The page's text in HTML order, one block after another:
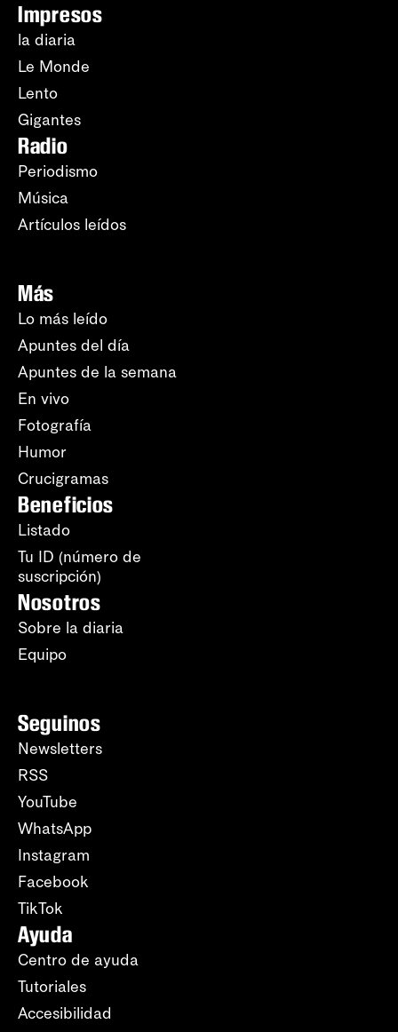
Impresos
la diaria
Le Monde
Lento
Gigantes
Radio
Periodismo
Música
Artículos leídos
Más
Lo más leído
Apuntes del día
Apuntes de la semana
En vivo
Fotografía
Humor
Crucigramas
Beneficios
Listado
Tu ID (número de
suscripción)
Nosotros
Sobre la diaria
Equipo
Seguinos
Newsletters
RSS
YouTube
WhatsApp
Instagram
Facebook
TikTok
Ayuda
Centro de ayuda
Tutoriales
Accesibilidad